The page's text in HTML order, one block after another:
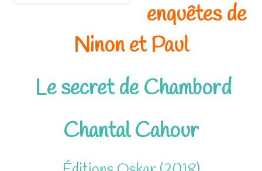
enquêtes de
Ninon et Paul
Le secret de Chambord
Chantal Cahour